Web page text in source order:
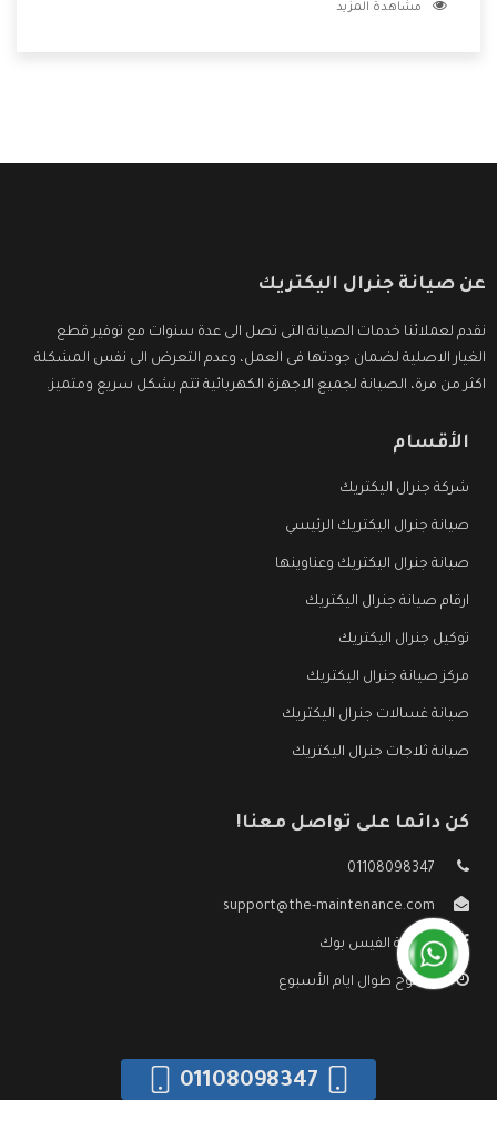
الشركة بها والتى تكون منها خدمة الصيانة التى تكون من أهم
مشاهدة المزيد
عن صيانة جنرال اليكتريك
نقدم لعملائنا خدمات الصيانة التى تصل الى عدة سنوات مع توفير قطع
الغيار الاصلية لضمان جودتها فى العمل، وعدم التعرض الى نفس المشكلة
اكثر من مرة، الصيانة لجميع الاجهزة الكهربائية تتم بشكل سريع ومتميز.
الأقسام
شركة جنرال اليكتريك
صيانة جنرال اليكتريك الرئيسي
صيانة جنرال اليكتريك وعناوينها
ارقام صيانة جنرال اليكتريك
توكيل جنرال اليكتريك
مركز صيانة جنرال اليكتريك
صيانة غسالات جنرال اليكتريك
صيانة ثلاجات جنرال اليكتريك
كن دائما على تواصل معنا!
01108098347
support@the-maintenance.com
صفحة الفيس بوك
مفتوح طوال ايام الأسبوع
01108098347